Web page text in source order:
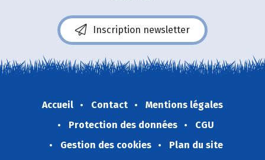
Inscription newsletter
Accueil Contact
Mentions légales
Protection des données
CGU
Gestion des cookies
Plan du site